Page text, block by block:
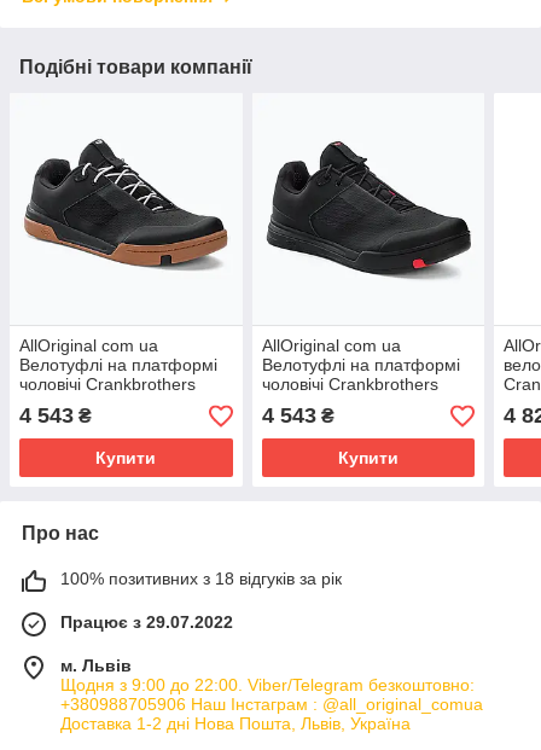
Подібні товари компанії
AllOriginal com ua
Велотуфлі на платформі
чоловічі Crankbrothers
Stamp Lace
black/silver/gum РОЗМІРИ
ЗАПИТУЙТЕ
4 543 ₴
Купити
AllOriginal com ua
Велотуфлі на платформі
чоловічі Crankbrothers
Stamp Lace black/red/black
РОЗМІРИ ЗАПИТУЙТЕ
4 543₴
Купити
4
Про нас
100% позитивних з 18 відгуків за рік
Працює з 29.07.2022
м. Львів
Щодня з 9:00 до 22:00. Viber/Telegram безкоштовно:
+380988705906 Наш Інстаграм : @all_original_comua
Доставка 1-2 дні Нова Пошта, Львів, Україна